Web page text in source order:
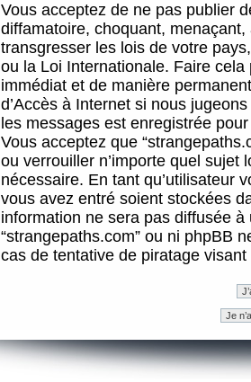
Vous acceptez de ne pas publier
diffamatoire, choquant,
transgresser les lois de votre
ou la Loi Internationale. Faire
immédiat et de manière
d’Accès à Internet si nous
les messages est enregistrée
Vous acceptez que
ou verrouiller n’importe quel sujet
nécessaire. En tant qu’utilisateur
vous avez entré soient stockées
information ne sera pas diffusée
“strangepaths.com” ou ni phpBB
cas de tentative de piratage